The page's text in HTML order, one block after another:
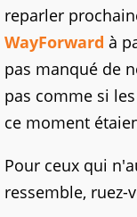
reparler
WayForward à
pas manqué de
pas comme si
ce moment
Pour ceux qui
ressemble, ruez-